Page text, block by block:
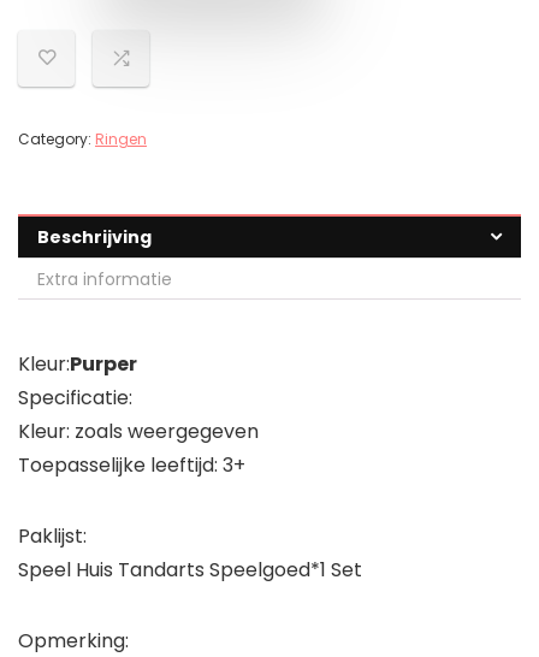
Category: Ringen
Beschrijving
Extra informatie
Kleur:Purper
Specificatie:
Kleur: zoals weergegeven
Toepasselijke leeftijd: 3+
Paklijst:
Speel Huis Tandarts Speelgoed*1 Set
Opmerking: